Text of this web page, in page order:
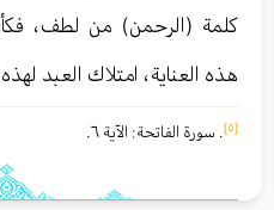
كلمة (الرحمن) من لطف ،
هذه العناية ، امتلاك العبد
[٥] . سورة الفاتحة : الآية ٦ .